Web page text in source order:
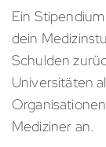
Ein
dein
Schulden
Universitäten
Mediziner an.